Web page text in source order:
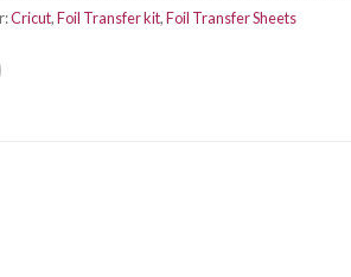
Cricut,Foil Transfer kit,Foil Transfer Sheets